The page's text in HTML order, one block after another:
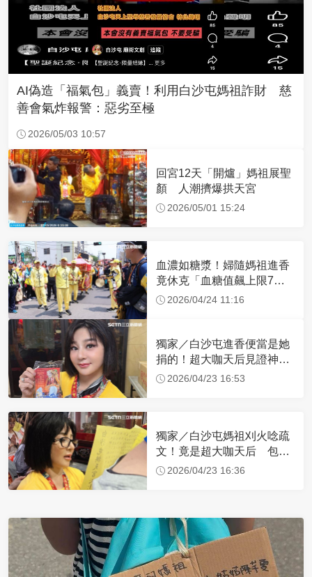
AI偽造「福氣包」義賣！利用白沙屯媽祖詐財 慈
善會氣炸報警：惡劣至極
2026/05/03 10:57
回宮12天「開爐」媽祖展聖
顏 人潮擠爆拱天宮
2026/05/01 15:24
血濃如糖漿！婦隨媽祖進香
竟休克「血糖值飆上限7
倍」 醫曝原因
2026/04/24 11:16
獨家／白沙屯進香便當是她
捐的！超大咖天后見證神
蹟 一靠近媽祖就爆哭
2026/04/23 16:53
獨家／白沙屯媽祖刈火唸疏
文！竟是超大咖天后 包尿
布忍尿5小時不喊累
2026/04/23 16:36